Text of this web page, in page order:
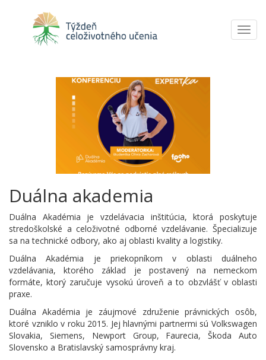
Duálna akademia
Duálna Akadémia je vzdelávacia inštitúcia, ktorá poskytuje
stredoškolské a celoživotné odborné vzdelávanie. Špecializuje
sa na technické odbory, ako aj oblasti kvality a logistiky.
Duálna Akadémia je priekopníkom v oblasti duálneho
vzdelávania, ktorého základ je postavený na nemeckom
formáte, ktorý zaručuje vysokú úroveň a to obzvlášť v oblasti
praxe.
Duálna Akadémia je záujmové združenie právnických osôb,
ktoré vzniklo v roku 2015. Jej hlavnými partnermi sú Volkswagen
Slovakia, Siemens, Newport Group, Faurecia, Škoda Auto
Slovensko a Bratislavský samosprávny kraj.